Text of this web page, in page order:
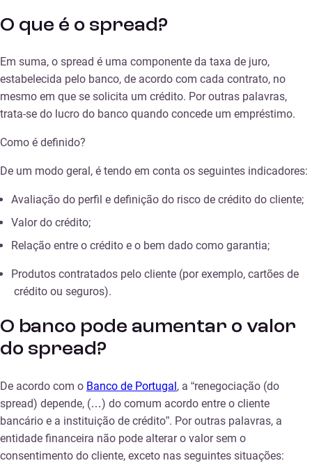
O que é o spread?
Em suma, o spread é uma componente da taxa de juro,
estabelecida pelo banco, de acordo com cada contrato, no
mesmo em que se solicita um crédito. Por outras palavras,
trata-se do lucro do banco quando concede um empréstimo.
Como é definido?
De um modo geral, é tendo em conta os seguintes indicadores:
Avaliação do perfil e definição do risco de crédito do cliente;
Valor do crédito;
Relação entre o crédito e o bem dado como garantia;
Produtos contratados pelo cliente (por exemplo, cartões de
crédito ou seguros).
O banco pode aumentar o valor
do spread?
De acordo com o Banco de Portugal, a “renegociação (do
spread) depende, (…) do comum acordo entre o cliente
bancário e a instituição de crédito”. Por outras palavras, a
entidade financeira não pode alterar o valor sem o
consentimento do cliente, exceto nas seguintes situações: